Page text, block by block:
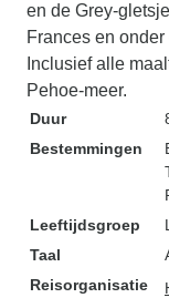
en de Grey-
Frances en
Inclusief alle
Pehoe-meer.
Duur
Bestemmingen
Leeftijdsgroep
Taal
Reisorganisatie